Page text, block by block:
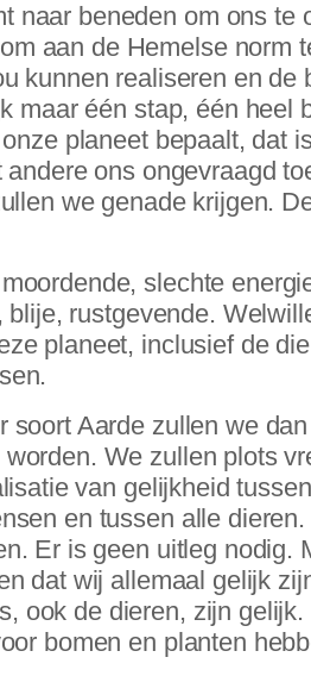
naar beneden om ons te
aan de Hemelse norm
kunnen realiseren en de
maar één stap, één heel
planeet bepaalt, dat
ons ongevraagd
we genade krijgen.
slechte
blije, rustgevende.
planeet, inclusief de
soort Aarde zullen we
We zullen plots
van gelijkheid
en tussen alle
Er is geen uitleg nodig.
dat wij allemaal gelijk
ook de dieren, zijn
bomen en planten